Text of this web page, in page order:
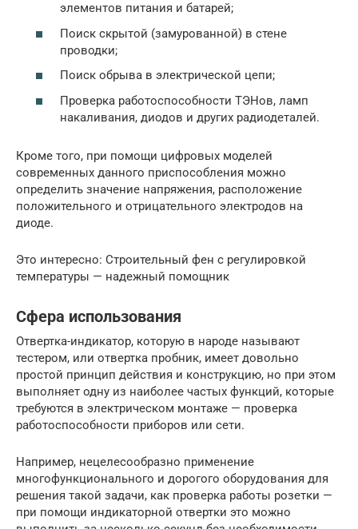
элементов питания и батарей;
Поиск скрытой (замурованной) в стене
проводки;
Поиск обрыва в электрической цепи;
Проверка работоспособности ТЭНов, ламп
накаливания, диодов и других радиодеталей.
Кроме того, при помощи цифровых моделей
современных данного приспособления можно
определить значение напряжения, расположение
положительного и отрицательного электродов на
диоде.
Это интересно: Строительный фен с регулировкой
температуры — надежный помощник
Сфера использования
Отвертка-индикатор, которую в народе называют
тестером, или отвертка пробник, имеет довольно
простой принцип действия и конструкцию, но при этом
выполняет одну из наиболее частых функций, которые
требуются в электрическом монтаже — проверка
работоспособности приборов или сети.
Например, нецелесообразно применение
многофункционального и дорогого оборудования для
решения такой задачи, как проверка работы розетки —
при помощи индикаторной отвертки это можно